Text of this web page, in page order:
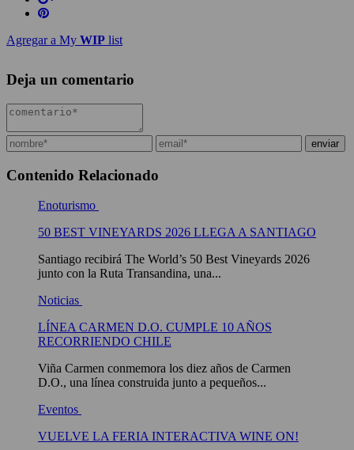
Agregar a My WIP list
Deja un comentario
Contenido Relacionado
Enoturismo
50 BEST VINEYARDS 2026 LLEGA A SANTIAGO
Santiago recibirá The World’s 50 Best Vineyards 2026
junto con la Ruta Transandina, una...
Noticias
LÍNEA CARMEN D.O. CUMPLE 10 AÑOS
RECORRIENDO CHILE
Viña Carmen conmemora los diez años de Carmen
D.O., una línea construida junto a pequeños...
Eventos
VUELVE LA FERIA INTERACTIVA WINE ON!